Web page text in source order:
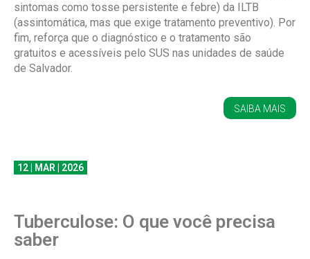
sintomas como tosse persistente e febre) da ILTB
(assintomática, mas que exige tratamento preventivo). Por
fim, reforça que o diagnóstico e o tratamento são
gratuitos e acessíveis pelo SUS nas unidades de saúde
de Salvador.
SAIBA MAIS
12 | MAR | 2026
Tuberculose: O que você precisa
saber